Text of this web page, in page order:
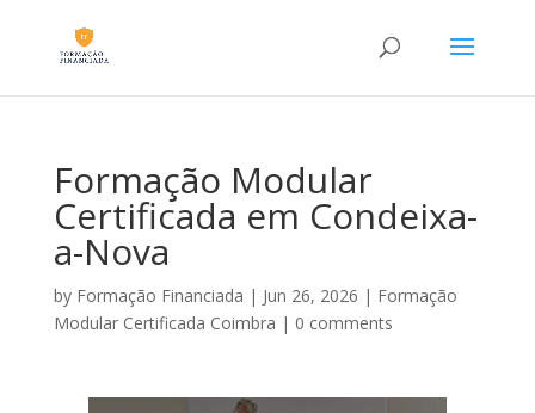
Formação Modular
Certificada em Condeixa-
a-Nova
by Formação Financiada | Jun 26, 2026 | Formação
Modular Certificada Coimbra | 0 comments